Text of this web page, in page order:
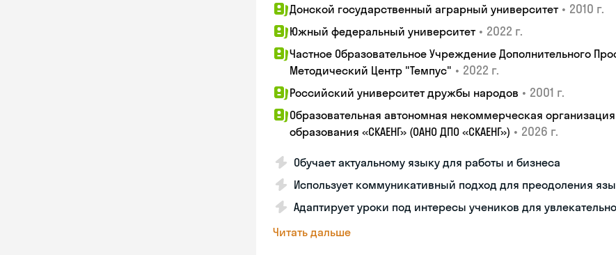
Донской государственный аграрный университет • 2010 г.
Южный федеральный университет • 2022 г.
Частное Образовательное Учреждение Дополнительного
Методический Центр "Темпус" • 2022 г.
Российский университет дружбы народов • 2001 г.
Образовательная автономная некоммерческая
образования «СКАЕНГ» (ОАНО ДПО «СКАЕНГ») • 2026 г.
Обучает актуальному языку для работы и бизнеса
Использует коммуникативный подход для преодоления
Адаптирует уроки под интересы учеников для
Читать дальше